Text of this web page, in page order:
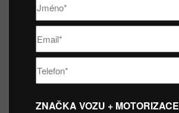
ZNAČKA VOZU + MOTORIZACE